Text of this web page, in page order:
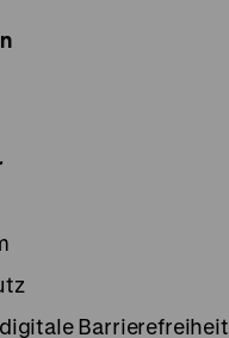
Barrierefreiheit